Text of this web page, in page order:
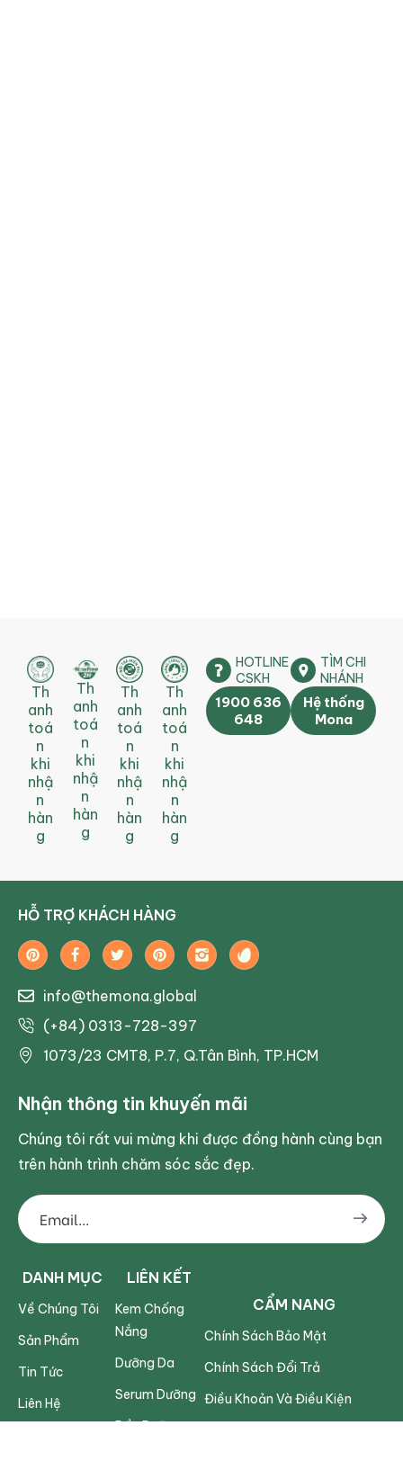
Th
anh
toá
n
khi
nhậ
n
hàn
g
Th
anh
toá
n
khi
nhậ
n
hàn
g
Th
anh
toá
n
khi
nhậ
n
hàn
g
Th
anh
toá
n
khi
nhậ
n
hàn
g
HOTLINE
CSKH
1900 636
648
TÌM CHI
NHÁNH
Hệ thống
Mona
HỖ TRỢ KHÁCH HÀNG
info@themona.global
(+84) 0313-728-397
1073/23 CMT8, P.7, Q.Tân Bình, TP.HCM
DANH MỤC
Về Chúng Tôi
Sản Phẩm
Tin Tức
Liên Hệ
LIÊN KẾT
Kem Chống
Nắng
Dưỡng Da
Serum Dưỡng
Dầu Dưỡng
CẨM NANG
Chính Sách Bảo Mật
Chính Sách Đổi Trả
Điều Khoản Và Điều Kiện
Nhận thông tin khuyến mãi
Chúng tôi rất vui mừng khi được đồng hành cùng bạn
trên hành trình chăm sóc sắc đẹp.